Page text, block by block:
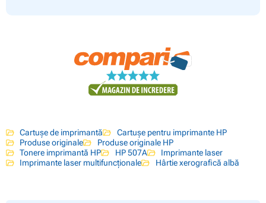
Cartușe de imprimantă
Cartușe pentru imprimante HP
Produse originale
Produse originale HP
Tonere imprimantă HP
HP 507A
Imprimante laser
Imprimante laser multifuncționale
Hârtie xerografică albă